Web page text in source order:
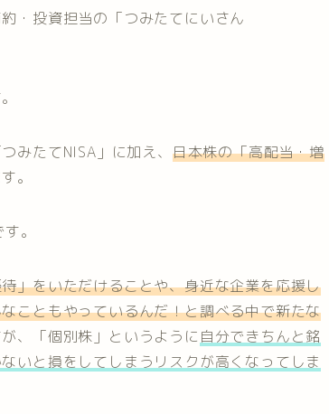
・投資担当の「つみたてにいさん
みたてNISA」に加え、 日本株の「高配当・増
。
。
」をいただけることや、身近な企業を応援し
こともやっているんだ！と調べる中で新たな
、「個別株」というように 自分できちんと銘
いと損をしてしまうリスクが高くなってしま